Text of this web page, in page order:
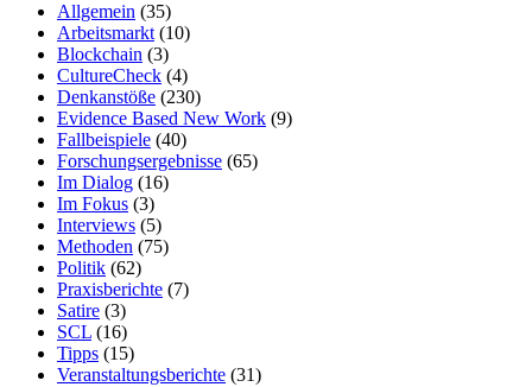
Allgemein (35)
Arbeitsmarkt (10)
Blockchain (3)
CultureCheck (4)
Denkanstöße (230)
Evidence Based New Work (9)
Fallbeispiele (40)
Forschungsergebnisse (65)
Im Dialog (16)
Im Fokus (3)
Interviews (5)
Methoden (75)
Politik (62)
Praxisberichte (7)
Satire (3)
SCL (16)
Tipps (15)
Veranstaltungsberichte (31)